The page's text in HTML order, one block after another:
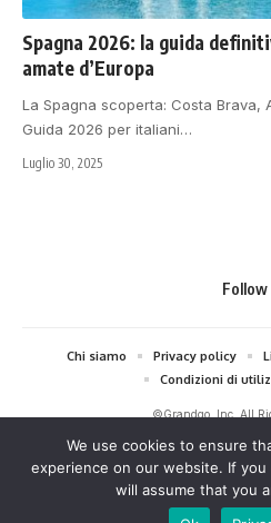
Spagna 2026: la guida
amate d’Europa
La Spagna scoperta: Costa Brava,
Guida 2026 per italiani…
Luglio 30, 2025
Follow
©Grandgo, Inc. All
Chi siamo Privacy policy
Condizioni di
grandgo.com partecipa al Programma
Services LLC Associates
consentono ai siti di percepire una
creazione di link a Amazon. In qualità
We use cookies to ensure
experience on our website. If
will assume that you